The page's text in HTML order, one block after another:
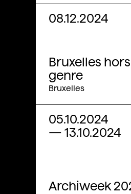
08.12.2024
Bruxelles
genre
Bruxelles
05.10.2024
— 13.10.2024
Archiweek